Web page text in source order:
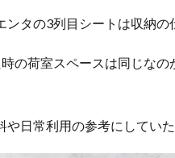
タの3列目シートは収納の
の荷室スペースは同じな
日常利用の参考にしていた